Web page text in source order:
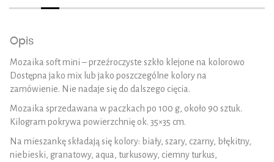
Opis
Mozaika soft mini – przeźroczyste szkło klejone na kolorowo
Dostępna jako mix lub jako poszczególne kolory na
zamówienie. Nie nadaje się do dalszego cięcia.
Mozaika sprzedawana w paczkach po 100 g, około 90 sztuk.
Kilogram pokrywa powierzchnię ok. 35×35 cm.
Na mieszankę składają się kolory: biały, szary, czarny, błękitny,
niebieski, granatowy, aqua, turkusowy, ciemny turkus,